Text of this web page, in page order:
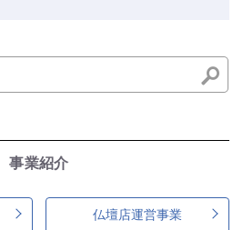
事業紹介
仏壇店運営事業